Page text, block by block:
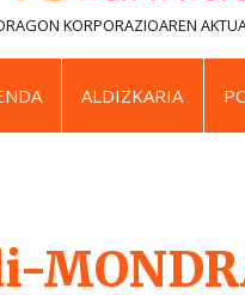
KORPORAZIOAREN
ALDIZKARIA